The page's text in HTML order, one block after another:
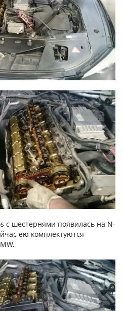
с шестернями появилась на N-
ею комплектуются